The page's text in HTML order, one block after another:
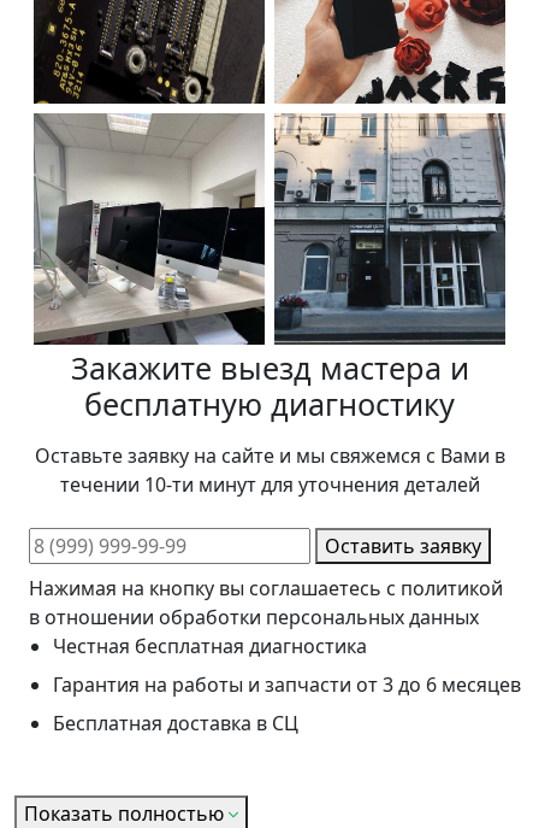
Закажите выезд мастера и
бесплатную диагностику
Оставьте заявку на сайте и мы свяжемся с Вами в
течении 10-ти минут для уточнения деталей
Оставить заявку
Нажимая на кнопку вы соглашаетесь с политикой
в отношении обработки персональных данных
Честная бесплатная диагностика
Гарантия на работы и запчасти от 3 до 6 месяцев
Бесплатная доставка в СЦ
Показать полностью